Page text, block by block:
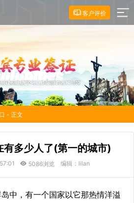
客户评价
- 正文
有多少人了(第一的城市)
5086浏览 编辑：lilan
中，有一个国家以它那热情洋溢